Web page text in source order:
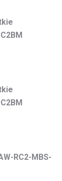
RC2-MBS-